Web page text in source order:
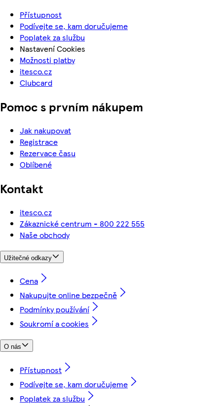
Přístupnost
Podívejte se, kam doručujeme
Poplatek za službu
Nastavení Cookies
Možnosti platby
itesco.cz
Clubcard
Pomoc s prvním nákupem
Jak nakupovat
Registrace
Rezervace času
Oblíbené
Kontakt
itesco.cz
Zákaznické centrum - 800 222 555
Naše obchody
Užitečné odkazy
Cena
Nakupujte online bezpečně
Podmínky používání
Soukromí a cookies
O nás
Přístupnost
Podívejte se, kam doručujeme
Poplatek za službu